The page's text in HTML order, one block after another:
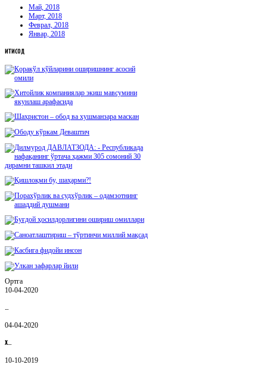
Май, 2018
Март, 2018
Феврал, 2018
Январ, 2018
ИҚТИСОД
Ортга
10-04-2020
Қ…
04-04-2020
Х…
10-10-2019